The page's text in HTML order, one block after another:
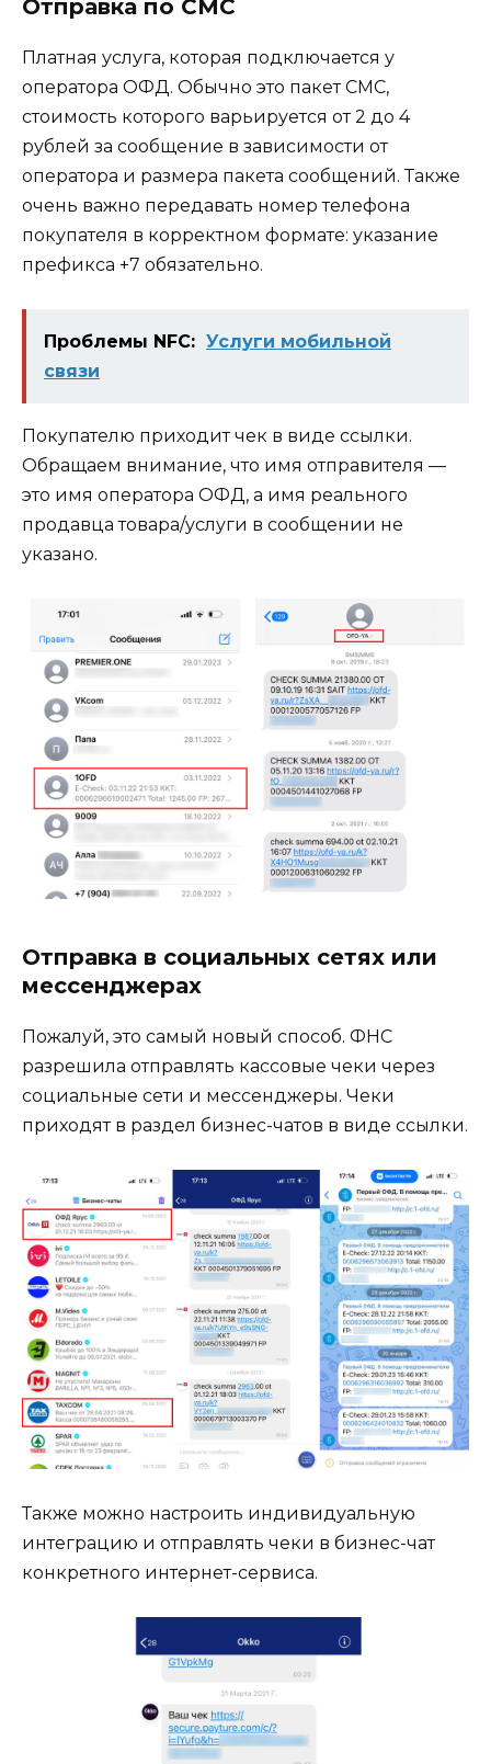
Отправка по СМС
Платная услуга, которая подключается у
оператора ОФД. Обычно это пакет СМС,
стоимость которого варьируется от 2 до 4
рублей за сообщение в зависимости от
оператора и размера пакета сообщений. Также
очень важно передавать номер телефона
покупателя в корректном формате: указание
префикса +7 обязательно.
Проблемы NFC: Услуги мобильной
связи
Покупателю приходит чек в виде ссылки.
Обращаем внимание, что имя отправителя —
это имя оператора ОФД, а имя реального
продавца товара/услуги в сообщении не
указано.
Отправка в социальных сетях или
мессенджерах
Пожалуй, это самый новый способ. ФНС
разрешила отправлять кассовые чеки через
социальные сети и мессенджеры. Чеки
приходят в раздел бизнес-чатов в виде ссылки.
Также можно настроить индивидуальную
интеграцию и отправлять чеки в бизнес-чат
конкретного интернет-сервиса.